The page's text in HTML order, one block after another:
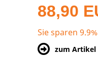
88,90
Sie sparen 9.9%
zum Artikel